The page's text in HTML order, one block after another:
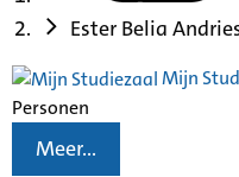
Ester Belia
Mijn
Personen
Meer...